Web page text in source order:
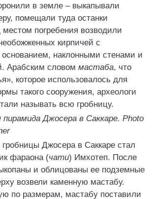
в земле – выкапывали
помещали туда останки
погребения возводили
кирпичей с
наклонными стенами и
Арабским словом мастаба, что
которое использовалось для
такого сооружения, археологи
называть всю гробницу.
Джосера в Саккаре. Photo
Джосера в Саккаре стал
фараона (чати) Имхотеп. После
и облицованы ее подземные
возвели каменную мастабу.
по размерам, мастабу поставили